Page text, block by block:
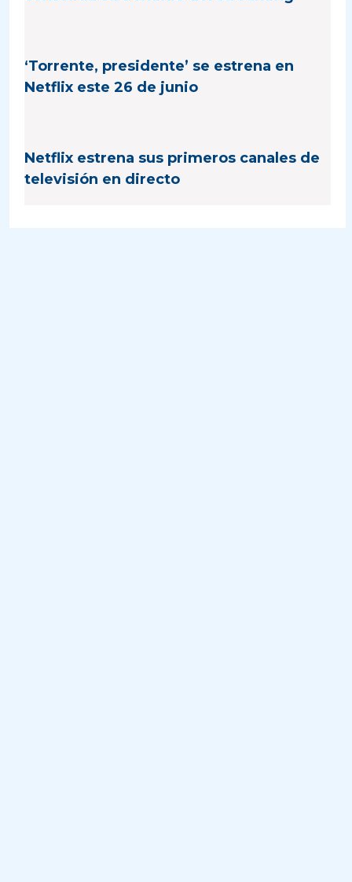
‘Torrente, presidente’ se estrena en
Netflix este 26 de junio
Netflix estrena sus primeros canales de
televisión en directo